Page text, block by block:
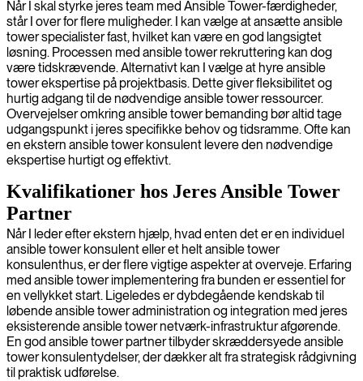
Når I skal styrke jeres team med Ansible Tower-færdigheder,
står I over for flere muligheder. I kan vælge at ansætte ansible
tower specialister fast, hvilket kan være en god langsigtet
løsning. Processen med ansible tower rekruttering kan dog
være tidskrævende. Alternativt kan I vælge at hyre ansible
tower ekspertise på projektbasis. Dette giver fleksibilitet og
hurtig adgang til de nødvendige ansible tower ressourcer.
Overvejelser omkring ansible tower bemanding bør altid tage
udgangspunkt i jeres specifikke behov og tidsramme. Ofte kan
en ekstern ansible tower konsulent levere den nødvendige
ekspertise hurtigt og effektivt.
Kvalifikationer hos Jeres Ansible Tower
Partner
Når I leder efter ekstern hjælp, hvad enten det er en individuel
ansible tower konsulent eller et helt ansible tower
konsulenthus, er der flere vigtige aspekter at overveje. Erfaring
med ansible tower implementering fra bunden er essentiel for
en vellykket start. Ligeledes er dybdegående kendskab til
løbende ansible tower administration og integration med jeres
eksisterende ansible tower netværk-infrastruktur afgørende.
En god ansible tower partner tilbyder skræddersyede ansible
tower konsulentydelser, der dækker alt fra strategisk rådgivning
til praktisk udførelse.